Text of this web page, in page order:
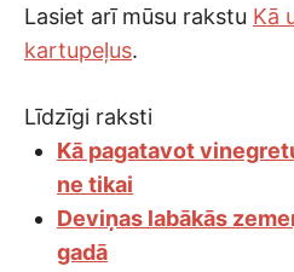
Lasiet arī mūsu rakstu Kā
kartupeļus.
Līdzīgi raksti
Kā pagatavot
ne tikai
Deviņas labākās
gadā